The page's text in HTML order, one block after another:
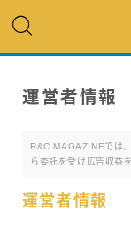
銀行カードロー
運営者情報
R&C MAGAZINEでは
ら委託を受け広告収益
運営者情報